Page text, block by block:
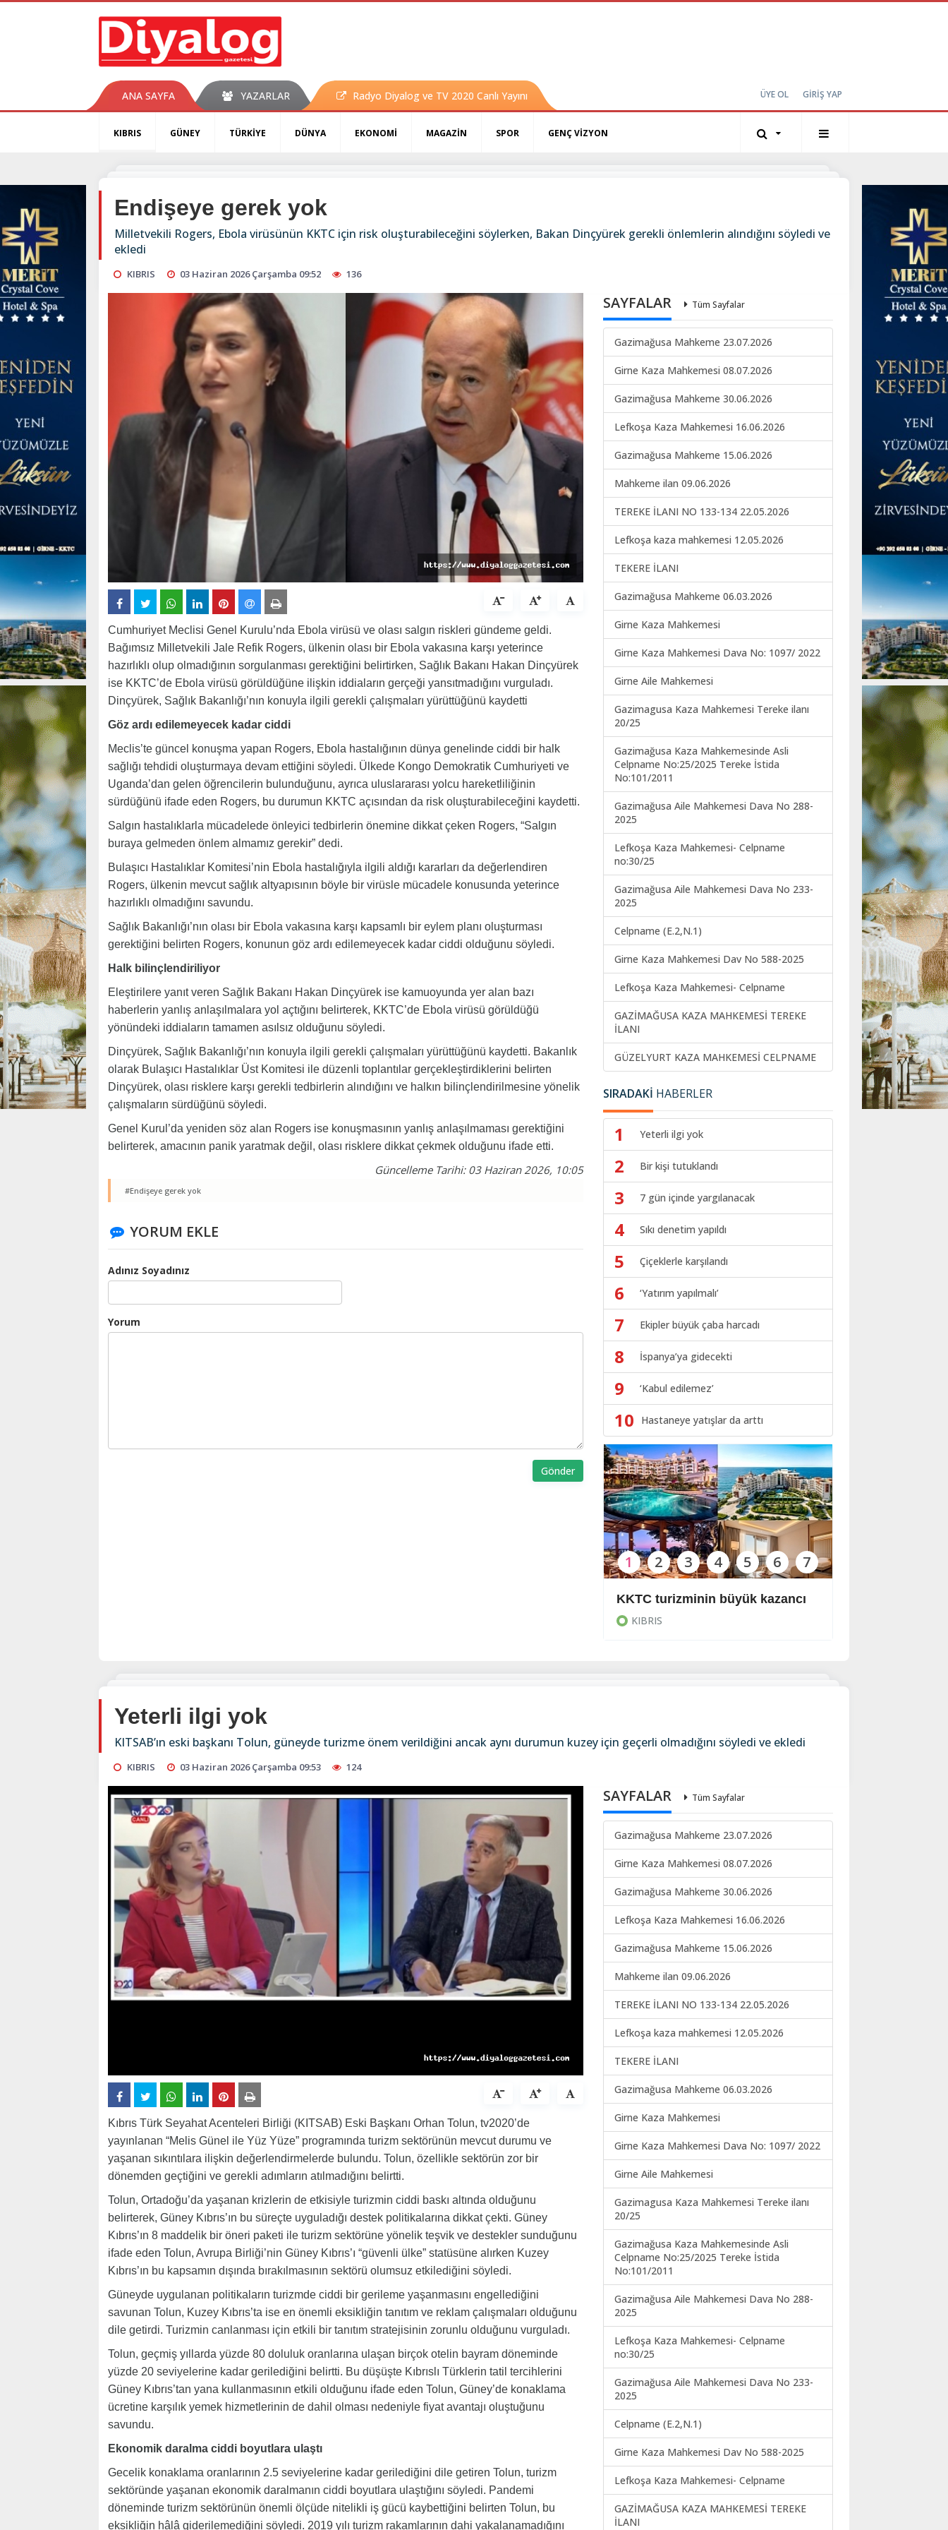
ANA SAYFA YAZARLAR Radyo Diyalog ve TV 2020 Canlı Yayını ÜYE OL GİRİŞ YAP
KIBRIS GÜNEY TÜRKİYE DÜNYA EKONOMİ MAGAZİN SPOR GENÇ VİZYON
Endişeye gerek yok
Milletvekili Rogers, Ebola virüsünün KKTC için risk oluşturabileceğini söylerken, Bakan Dinçyürek gerekli önlemlerin alındığını söyledi ve
ekledi
KIBRIS 03 Haziran 2026 Çarşamba 09:52 136
Cumhuriyet Meclisi Genel Kurulu’nda Ebola virüsü ve olası salgın riskleri gündeme geldi.
Bağımsız Milletvekili Jale Refik Rogers, ülkenin olası bir Ebola vakasına karşı yeterince
hazırlıklı olup olmadığının sorgulanması gerektiğini belirtirken, Sağlık Bakanı Hakan Dinçyürek
ise KKTC’de Ebola virüsü görüldüğüne ilişkin iddiaların gerçeği yansıtmadığını vurguladı.
Dinçyürek, Sağlık Bakanlığı’nın konuyla ilgili gerekli çalışmaları yürüttüğünü kaydetti
Göz ardı edilemeyecek kadar ciddi
Meclis’te güncel konuşma yapan Rogers, Ebola hastalığının dünya genelinde ciddi bir halk
sağlığı tehdidi oluşturmaya devam ettiğini söyledi. Ülkede Kongo Demokratik Cumhuriyeti ve
Uganda’dan gelen öğrencilerin bulunduğunu, ayrıca uluslararası yolcu hareketliliğinin
sürdüğünü ifade eden Rogers, bu durumun KKTC açısından da risk oluşturabileceğini kaydetti.
Salgın hastalıklarla mücadelede önleyici tedbirlerin önemine dikkat çeken Rogers, “Salgın
buraya gelmeden önlem almamız gerekir” dedi.
Bulaşıcı Hastalıklar Komitesi’nin Ebola hastalığıyla ilgili aldığı kararları da değerlendiren
Rogers, ülkenin mevcut sağlık altyapısının böyle bir virüsle mücadele konusunda yeterince
hazırlıklı olmadığını savundu.
Sağlık Bakanlığı’nın olası bir Ebola vakasına karşı kapsamlı bir eylem planı oluşturması
gerektiğini belirten Rogers, konunun göz ardı edilemeyecek kadar ciddi olduğunu söyledi.
Halk bilinçlendiriliyor
Eleştirilere yanıt veren Sağlık Bakanı Hakan Dinçyürek ise kamuoyunda yer alan bazı
haberlerin yanlış anlaşılmalara yol açtığını belirterek, KKTC’de Ebola virüsü görüldüğü
yönündeki iddiaların tamamen asılsız olduğunu söyledi.
Dinçyürek, Sağlık Bakanlığı’nın konuyla ilgili gerekli çalışmaları yürüttüğünü kaydetti. Bakanlık
olarak Bulaşıcı Hastalıklar Üst Komitesi ile düzenli toplantılar gerçekleştirdiklerini belirten
Dinçyürek, olası risklere karşı gerekli tedbirlerin alındığını ve halkın bilinçlendirilmesine yönelik
çalışmaların sürdüğünü söyledi.
Genel Kurul’da yeniden söz alan Rogers ise konuşmasının yanlış anlaşılmaması gerektiğini
belirterek, amacının panik yaratmak değil, olası risklere dikkat çekmek olduğunu ifade etti.
Güncelleme Tarihi: 03 Haziran 2026, 10:05
#Endişeye gerek yok
YORUM EKLE
Adınız Soyadınız
Yorum
Gönder
SAYFALAR Tüm Sayfalar
Gazimağusa Mahkeme 23.07.2026
Girne Kaza Mahkemesi 08.07.2026
Gazimağusa Mahkeme 30.06.2026
Lefkoşa Kaza Mahkemesi 16.06.2026
Gazimağusa Mahkeme 15.06.2026
Mahkeme ilan 09.06.2026
TEREKE İLANI NO 133-134 22.05.2026
Lefkoşa kaza mahkemesi 12.05.2026
TEKERE İLANI
Gazimağusa Mahkeme 06.03.2026
Girne Kaza Mahkemesi
Girne Kaza Mahkemesi Dava No: 1097/ 2022
Girne Aile Mahkemesi
Gazimagusa Kaza Mahkemesi Tereke ilanı
20/25
Gazimağusa Kaza Mahkemesinde Asli
Celpname No:25/2025 Tereke İstida
No:101/2011
Gazimağusa Aile Mahkemesi Dava No 288-
2025
Lefkoşa Kaza Mahkemesi- Celpname
no:30/25
Gazimağusa Aile Mahkemesi Dava No 233-
2025
Celpname (E.2,N.1)
Girne Kaza Mahkemesi Dav No 588-2025
Lefkoşa Kaza Mahkemesi- Celpname
GAZİMAĞUSA KAZA MAHKEMESİ TEREKE
İLANI
GÜZELYURT KAZA MAHKEMESİ CELPNAME
SIRADAKİ HABERLER
1 Yeterli ilgi yok
2 Bir kişi tutuklandı
3 7 gün içinde yargılanacak
4 Sıkı denetim yapıldı
5 Çiçeklerle karşılandı
6 ‘Yatırım yapılmalı’
7 Ekipler büyük çaba harcadı
8 İspanya’ya gidecekti
9 ‘Kabul edilemez’
10 Hastaneye yatışlar da arttı
KKTC turizminin büyük kazancı
KIBRIS
1 2 3 4 5 6 7
Yeterli ilgi yok
KITSAB’ın eski başkanı Tolun, güneyde turizme önem verildiğini ancak aynı durumun kuzey için geçerli olmadığını söyledi ve ekledi
KIBRIS 03 Haziran 2026 Çarşamba 09:53 124
Kıbrıs Türk Seyahat Acenteleri Birliği (KITSAB) Eski Başkanı Orhan Tolun, tv2020’de
yayınlanan “Melis Günel ile Yüz Yüze” programında turizm sektörünün mevcut durumu ve
yaşanan sıkıntılara ilişkin değerlendirmelerde bulundu. Tolun, özellikle sektörün zor bir
dönemden geçtiğini ve gerekli adımların atılmadığını belirtti.
Tolun, Ortadoğu’da yaşanan krizlerin de etkisiyle turizmin ciddi baskı altında olduğunu
belirterek, Güney Kıbrıs’ın bu süreçte uyguladığı destek politikalarına dikkat çekti. Güney
Kıbrıs’ın 8 maddelik bir öneri paketi ile turizm sektörüne yönelik teşvik ve destekler sunduğunu
ifade eden Tolun, Avrupa Birliği’nin Güney Kıbrıs’ı “güvenli ülke” statüsüne alırken Kuzey
Kıbrıs’ın bu kapsamın dışında bırakılmasının sektörü olumsuz etkilediğini söyledi.
Güneyde uygulanan politikaların turizmde ciddi bir gerileme yaşanmasını engellediğini
savunan Tolun, Kuzey Kıbrıs’ta ise en önemli eksikliğin tanıtım ve reklam çalışmaları olduğunu
dile getirdi. Turizmin canlanması için etkili bir tanıtım stratejisinin zorunlu olduğunu vurguladı.
Tolun, geçmiş yıllarda yüzde 80 doluluk oranlarına ulaşan birçok otelin bayram döneminde
yüzde 20 seviyelerine kadar gerilediğini belirtti. Bu düşüşte Kıbrıslı Türklerin tatil tercihlerini
Güney Kıbrıs’tan yana kullanmasının etkili olduğunu ifade eden Tolun, Güney’de konaklama
ücretine karşılık yemek hizmetlerinin de dahil olması nedeniyle fiyat avantajı oluştuğunu
savundu.
Ekonomik daralma ciddi boyutlara ulaştı
Gecelik konaklama oranlarının 2.5 seviyelerine kadar gerilediğini dile getiren Tolun, turizm
sektöründe yaşanan ekonomik daralmanın ciddi boyutlara ulaştığını söyledi. Pandemi
döneminde turizm sektörünün önemli ölçüde nitelikli iş gücü kaybettiğini belirten Tolun, bu
eksikliğin hâlâ giderilemediğini söyledi. 2019 yılı turizm rakamlarının dahi yakalanamadığını
SAYFALAR Tüm Sayfalar
Gazimağusa Mahkeme 23.07.2026
Girne Kaza Mahkemesi 08.07.2026
Gazimağusa Mahkeme 30.06.2026
Lefkoşa Kaza Mahkemesi 16.06.2026
Gazimağusa Mahkeme 15.06.2026
Mahkeme ilan 09.06.2026
TEREKE İLANI NO 133-134 22.05.2026
Lefkoşa kaza mahkemesi 12.05.2026
TEKERE İLANI
Gazimağusa Mahkeme 06.03.2026
Girne Kaza Mahkemesi
Girne Kaza Mahkemesi Dava No: 1097/ 2022
Girne Aile Mahkemesi
Gazimagusa Kaza Mahkemesi Tereke ilanı
20/25
Gazimağusa Kaza Mahkemesinde Asli
Celpname No:25/2025 Tereke İstida
No:101/2011
Gazimağusa Aile Mahkemesi Dava No 288-
2025
Lefkoşa Kaza Mahkemesi- Celpname
no:30/25
Gazimağusa Aile Mahkemesi Dava No 233-
2025
Celpname (E.2,N.1)
Girne Kaza Mahkemesi Dav No 588-2025
Lefkoşa Kaza Mahkemesi- Celpname
GAZİMAĞUSA KAZA MAHKEMESİ TEREKE
İLANI